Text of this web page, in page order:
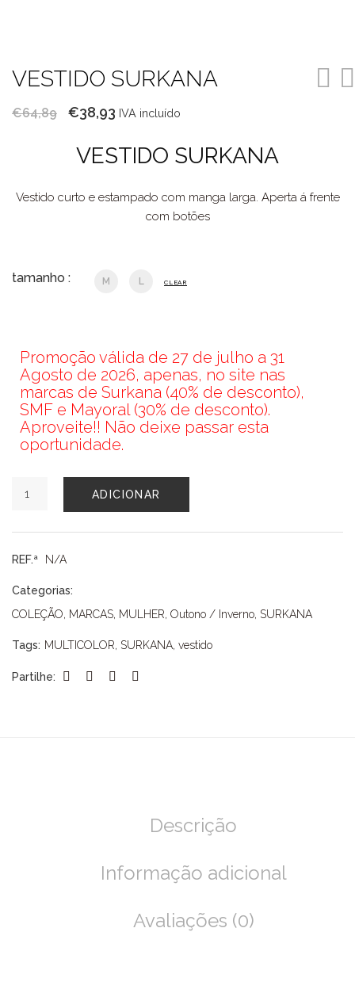
VESTIDO SURKANA
€64,89
O
original
€64,89.
€38,93 O
atual
€38,93.
IVA incluído
VESTIDO SURKANA
Vestido curto e estampado com manga larga. Aperta á frente
com botões
tamanho : M L CLEAR
Promoção válida de 27 de julho a 31
Agosto de 2026, apenas, no site nas
marcas de Surkana (40% de desconto),
SMF e Mayoral (30% de desconto).
Aproveite!! Não deixe passar esta
oportunidade.
de
SURKANA
ADICIONAR
REF.ª N/A
Categorias:
COLEÇÃO, MARCAS, MULHER, Outono / Inverno, SURKANA
Tags: MULTICOLOR, SURKANA, vestido
Partilhe:
Descrição
Informação adicional
Avaliações (0)